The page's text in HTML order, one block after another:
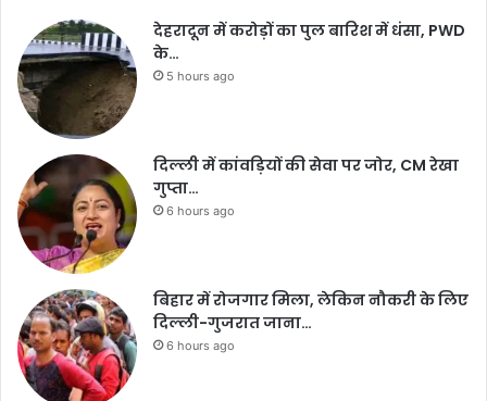
देहरादून में करोड़ों का पुल बारिश में धंसा, PWD
के…
5 hours ago
दिल्ली में कांवड़ियों की सेवा पर जोर, CM रेखा
गुप्ता…
6 hours ago
बिहार में रोजगार मिला, लेकिन नौकरी के लिए
दिल्ली-गुजरात जाना…
6 hours ago